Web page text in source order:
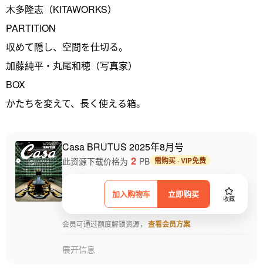
木多隆志（KITAWORKS）
PARTITION
収めて隠し、空間を仕切る。
加藤純平・丸尾和穂（写真家）
BOX
かたちを変えて、長く使える箱。
Casa BRUTUS 2025年8月号
加入购物车 立即购买 收藏
此资源下载价格为 2 PB 需购买 · VIP免费
会员可通过额度解锁资源， 查看会员方案
展开信息